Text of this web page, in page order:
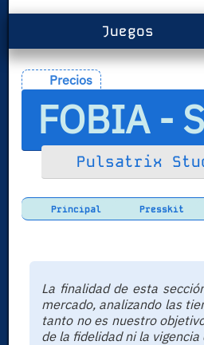
Juegos
Precios
FOBIA -
Pulsatrix
Principal Presskit
La finalidad de esta
mercado, analizando las
tanto no es nuestro
de la fidelidad ni la